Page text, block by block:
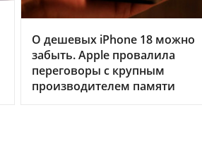
О дешевых iPhone 18 можно
забыть. Apple провалила
переговоры с крупным
производителем памяти